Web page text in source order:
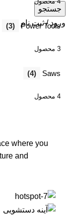
جستجو
ورود / ثبت نام
Power Tools
(3)
3 محصول
Saws
(4)
4 محصول
where you
and